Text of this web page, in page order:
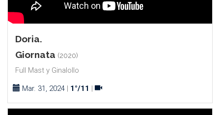
Doria.
Giornata (2020)
Full Mast y Ginalollo
Mar. 31, 2024 | 1°/11 |